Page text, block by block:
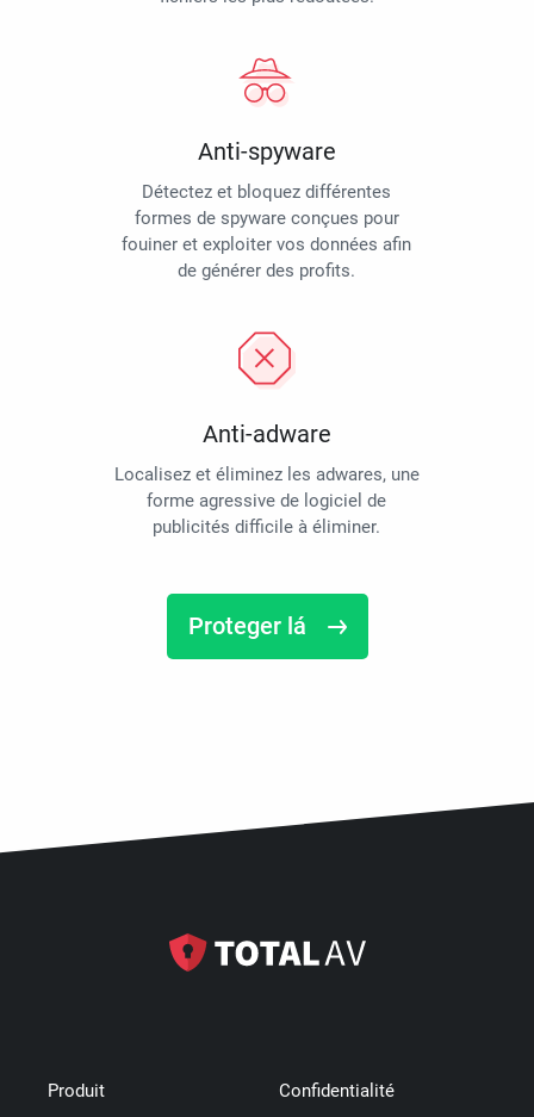
Anti-spyware
Détectez et bloquez différentes
formes de spyware conçues pour
fouiner et exploiter vos données afin
de générer des profits.
Anti-adware
Localisez et éliminez les adwares, une
forme agressive de logiciel de
publicités difficile à éliminer.
Proteger lá
Produit Confidentialité